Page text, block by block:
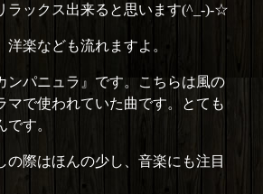
ラックス出来ると思います(^_-)-☆
楽なども流れますよ。
ンパニュラ』です。こちらは風の
マで使われていた曲です。とても
す。
の際はほんの少し、音楽にも注目